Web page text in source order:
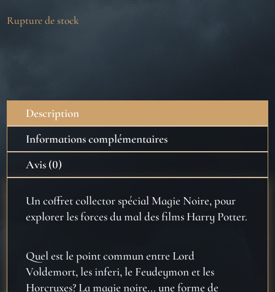
Rupture de stock
Description
Informations complémentaires
Avis (0)
Un coffret collector spécial Magie Noire, pour
explorer les forces du mal des films Harry Potter.
Quel est le point commun entre Lord
Voldemort, les inferi, le Feudeymon et les
Horcruxes? La magie noire... une forme de